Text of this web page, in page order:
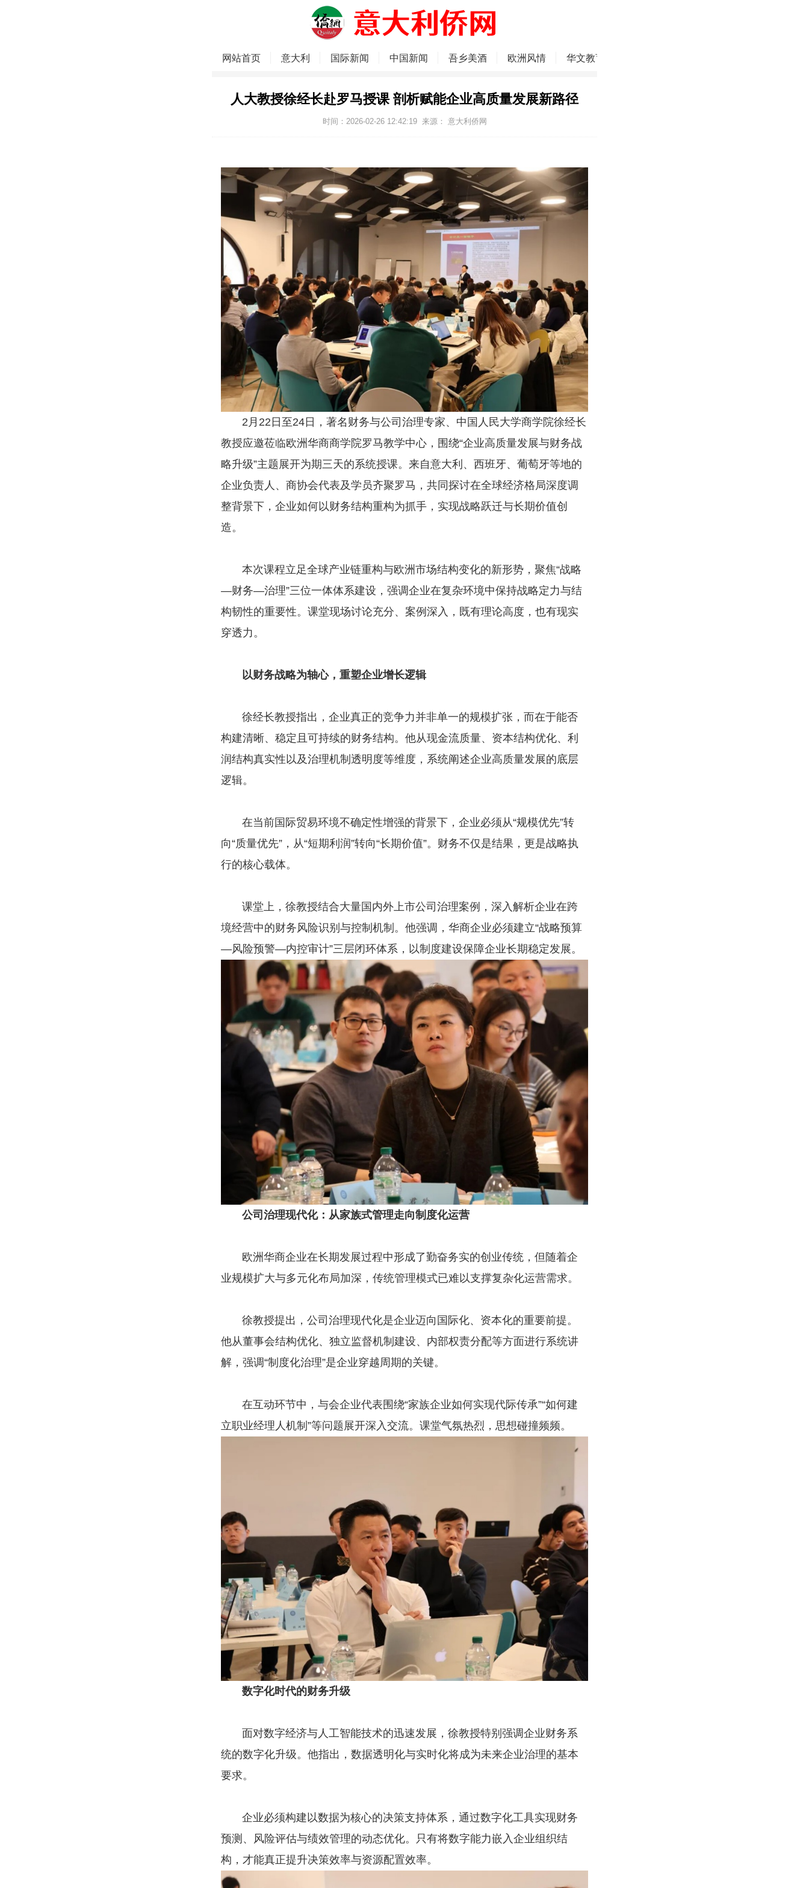
网站首页 意大利 国际新闻 中国新闻 吾乡美酒 欧洲风情 华文教育
人大教授徐经长赴罗马授课 剖析赋能企业高质量发展新路径
时间：2026-02-26 12:42:19 来源： 意大利侨网
2月22日至24日，著名财务与公司治理专家、中国人民大学商学院徐经长
教授应邀莅临欧洲华商商学院罗马教学中心，围绕“企业高质量发展与财务战
略升级”主题展开为期三天的系统授课。来自意大利、西班牙、葡萄牙等地的
企业负责人、商协会代表及学员齐聚罗马，共同探讨在全球经济格局深度调
整背景下，企业如何以财务结构重构为抓手，实现战略跃迁与长期价值创
造。
本次课程立足全球产业链重构与欧洲市场结构变化的新形势，聚焦“战略
—财务—治理”三位一体体系建设，强调企业在复杂环境中保持战略定力与结
构韧性的重要性。课堂现场讨论充分、案例深入，既有理论高度，也有现实
穿透力。
以财务战略为轴心，重塑企业增长逻辑
徐经长教授指出，企业真正的竞争力并非单一的规模扩张，而在于能否
构建清晰、稳定且可持续的财务结构。他从现金流质量、资本结构优化、利
润结构真实性以及治理机制透明度等维度，系统阐述企业高质量发展的底层
逻辑。
在当前国际贸易环境不确定性增强的背景下，企业必须从“规模优先”转
向“质量优先”，从“短期利润”转向“长期价值”。财务不仅是结果，更是战略执
行的核心载体。
课堂上，徐教授结合大量国内外上市公司治理案例，深入解析企业在跨
境经营中的财务风险识别与控制机制。他强调，华商企业必须建立“战略预算
—风险预警—内控审计”三层闭环体系，以制度建设保障企业长期稳定发展。
公司治理现代化：从家族式管理走向制度化运营
欧洲华商企业在长期发展过程中形成了勤奋务实的创业传统，但随着企
业规模扩大与多元化布局加深，传统管理模式已难以支撑复杂化运营需求。
徐教授提出，公司治理现代化是企业迈向国际化、资本化的重要前提。
他从董事会结构优化、独立监督机制建设、内部权责分配等方面进行系统讲
解，强调“制度化治理”是企业穿越周期的关键。
在互动环节中，与会企业代表围绕“家族企业如何实现代际传承”“如何建
立职业经理人机制”等问题展开深入交流。课堂气氛热烈，思想碰撞频频。
数字化时代的财务升级
面对数字经济与人工智能技术的迅速发展，徐教授特别强调企业财务系
统的数字化升级。他指出，数据透明化与实时化将成为未来企业治理的基本
要求。
企业必须构建以数据为核心的决策支持体系，通过数字化工具实现财务
预测、风险评估与绩效管理的动态优化。只有将数字能力嵌入企业组织结
构，才能真正提升决策效率与资源配置效率。